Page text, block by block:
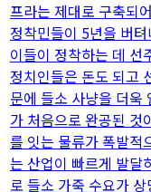
프라는 제대로 구축되
정착민들이 5년을 버
이들이 정착하는 데 선
정치인들은 돈도 되고
문에 들소 사냥을 더욱
가 처음으로 완공된 것
를 잇는 물류가 폭발적
는 산업이 빠르게 발달
로 들소 가죽 수요가